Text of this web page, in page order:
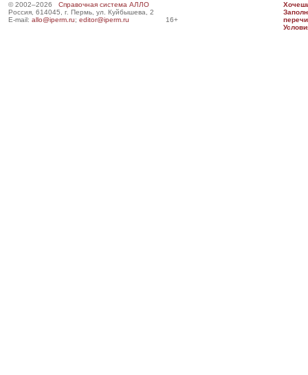
© 2002–2026 Справочная система АЛЛО
Россия, 614045, г. Пермь, ул. Куйбышева, 2
E-mail: allo@iperm.ru; editor@iperm.ru 16+